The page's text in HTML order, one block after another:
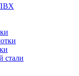
стали